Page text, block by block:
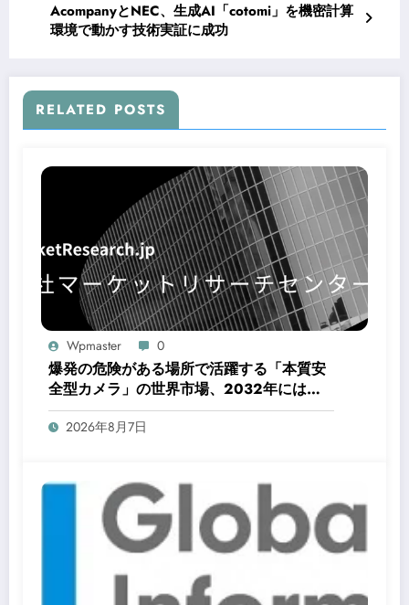
AcompanyとNEC、生成AI「cotomi」を機密計算
環境で動かす技術実証に成功
RELATED POSTS
Wpmaster 0
爆発の危険がある場所で活躍する「本質安
全型カメラ」の世界市場、2032年には
16.76億米ドルへ拡大予測
2026年8月7日